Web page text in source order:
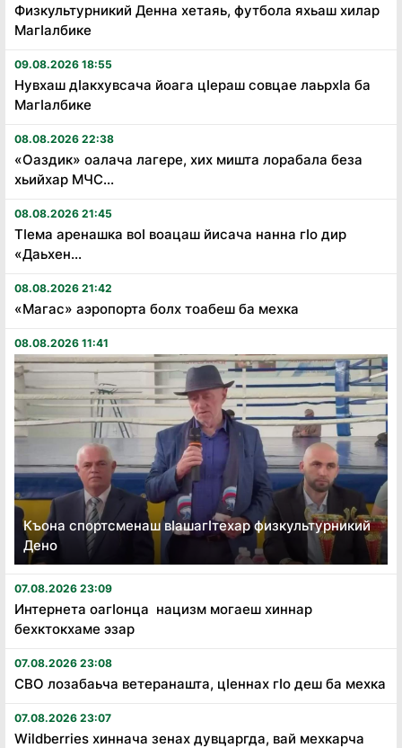
Физкультурникий Денна хетаяь, футбола яхьаш хилар
Магӏалбике
09.08.2026 18:55
Нувхаш дӏакхувсача йоага цӏераш совцае лаьрхӏа ба
Магӏалбике
08.08.2026 22:38
«Оаздик» оалача лагере, хих мишта лорабала беза
хьийхар МЧС...
08.08.2026 21:45
Тӏема аренашка воӏ воацаш йисача нанна гӏо дир
«Даьхен...
08.08.2026 21:42
«Магас» аэропорта болх тоабеш ба мехка
08.08.2026 11:41
Къона спортсменаш вӏашагӏтехар физкультурникий
Дено
07.08.2026 23:09
Интернета оагӏонца нацизм могаеш хиннар
бехктокхаме эзар
07.08.2026 23:08
СВО лозабаьча ветеранашта, цӏеннах гӏо деш ба мехка
07.08.2026 23:07
Wildberries хиннача зенах дувцаргда, вай мехкарча